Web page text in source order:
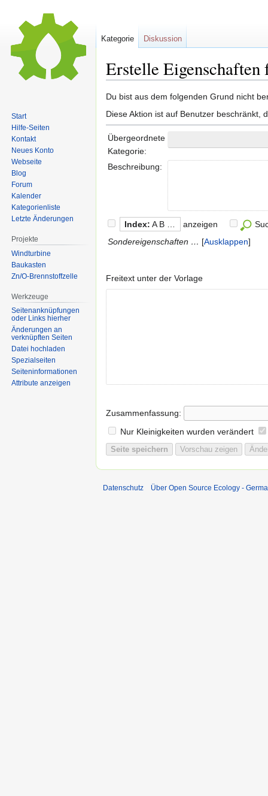
Erstelle
Zur
Navigation
springen
Zur
Suche
springen
Du bist aus dem folgenden Grund nicht
Diese Aktion ist auf Benutzer beschränkt,
Übergeordnete
Kategorie:
Beschreibung:
Index: A B … anzeigen
Sondereigenschaften …
Ausklappen
Freitext unter der Vorlage
Zusammenfassung:
Nur Kleinigkeiten wurden verändert
Kategorie Diskussion
Start
Hilfe-Seiten
Kontakt
Neues Konto
Webseite
Blog
Forum
Kalender
Kategorienliste
Letzte Änderungen
Projekte
Windturbine
Baukasten
Zn/O-Brennstoffzelle
Werkzeuge
Seitenanknüpfungen
oder Links hierher
Änderungen an
verknüpften Seiten
Datei hochladen
Spezialseiten
Seiten­informationen
Attribute anzeigen
Datenschutz Über Open Source Ecology -